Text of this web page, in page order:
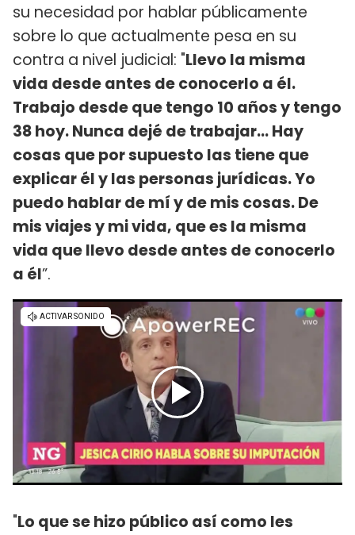
su necesidad por hablar públicamente
sobre lo que actualmente pesa en su
contra a nivel judicial: "Llevo la misma
vida desde antes de conocerlo a él.
Trabajo desde que tengo 10 años y tengo
38 hoy. Nunca dejé de trabajar... Hay
cosas que por supuesto las tiene que
explicar él y las personas jurídicas. Yo
puedo hablar de mí y de mis cosas. De
mis viajes y mi vida, que es la misma
vida que llevo desde antes de conocerlo
a él”.
"Lo que se hizo público así como les